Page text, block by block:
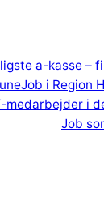
a-kasse –
Job i Region
medarbejder i
Job